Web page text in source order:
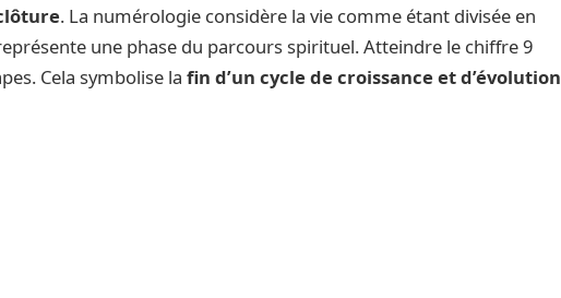
. La numérologie considère la vie comme étant divisée en
une phase du parcours spirituel. Atteindre le chiffre 9
Cela symbolise la fin d’un cycle de croissance et d’évolution